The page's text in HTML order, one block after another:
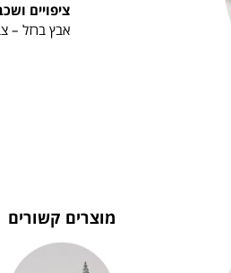
ציפויים
אבץ ברזל –
מוצרים קשורים